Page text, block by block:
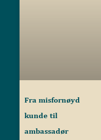
Fra misfornøyd
kunde til
ambassadør